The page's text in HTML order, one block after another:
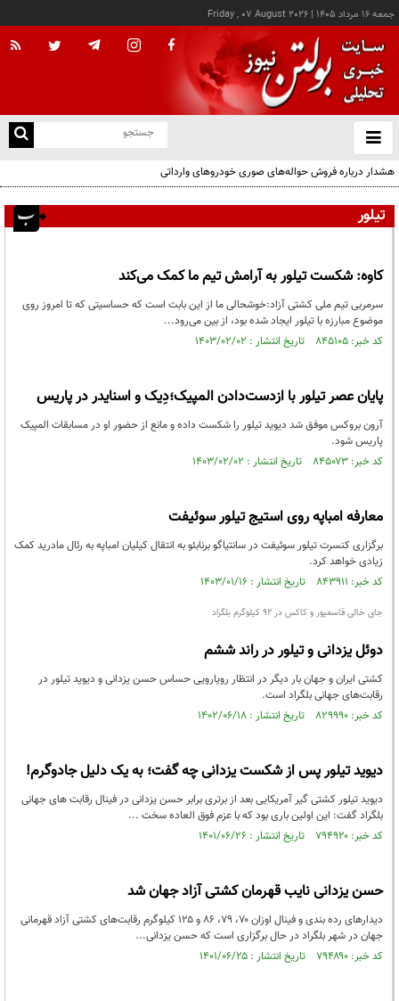
جمعه ۱۶ مرداد ۱۴۰۵ |
Friday , 07 August 2026
باز
و
هشدار درباره فروش حواله‌های صوری خودروهای وارداتی
تیلور
کاوه: شکست تیلور به آرامش تیم ما کمک می‌کند
سرمربی تیم ملی کشتی آزاد:خوشحالی ما از این بابت است که حساسیتی که تا امروز روی
موضوع مبارزه با تیلور ایجاد شده بود، از بین می‌رود...
کد خبر: ۸۴۵۱۰۵ تاریخ انتشار : ۱۴۰۳/۰۲/۰۲
پایان عصر تیلور با ازدست‌دادن المپیک؛دِیک و اسنایدر در پاریس
آرون بروکس موفق شد دیوید تیلور را شکست داده و مانع از حضور او در مسابقات المپیک
پاریس شود.
کد خبر: ۸۴۵۰۷۳ تاریخ انتشار : ۱۴۰۳/۰۲/۰۲
معارفه امباپه روی استیج تیلور سوئیفت
برگزاری کنسرت تیلور سوئیفت در سانتیاگو برنابئو به انتقال کیلیان امباپه به رئال مادرید کمک
زیادی خواهد کرد.
کد خبر: ۸۴۳۹۱۱ تاریخ انتشار : ۱۴۰۳/۰۱/۱۶
جای خالی قاسمپور و کاکس در ۹۲ کیلوگرم بلگراد
دوئل یزدانی و تیلور در راند ششم
کشتی ایران و جهان بار دیگر در انتظار رویارویی حساس حسن یزدانی و دیوید تیلور در
رقابت‌های جهانی بلگراد است.
کد خبر: ۸۲۹۹۹۰ تاریخ انتشار : ۱۴۰۲/۰۶/۱۸
دیوید تیلور پس از شکست یزدانی چه گفت؛ به یک دلیل جادوگرم!
دیوید تیلور کشتی گیر آمریکایی بعد از برتری برابر حسن یزدانی در فینال رقابت های جهانی
بلگراد گفت: این اولین باری بود که با عزم فوق العاده سخت ...
کد خبر: ۷۹۴۹۲۰ تاریخ انتشار : ۱۴۰۱/۰۶/۲۶
حسن یزدانی نایب قهرمان کشتی آزاد جهان شد
دیدار‌های رده بندی و فینال اوزان ۷۰، ۷۹، ۸۶ و ۱۲۵ کیلوگرم رقابت‌های کشتی آزاد قهرمانی
جهان در شهر بلگراد در حال برگزاری است که حسن یزدانی...
کد خبر: ۷۹۴۸۹۰ تاریخ انتشار : ۱۴۰۱/۰۶/۲۵